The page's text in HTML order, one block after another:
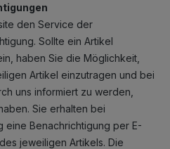
den Service der
Sollte ein Artikel
haben Sie die Möglichkeit,
Artikel einzutragen und bei
uns informiert zu werden,
Sie erhalten bei
eine Benachrichtigung per E-
jeweiligen Artikels. Die